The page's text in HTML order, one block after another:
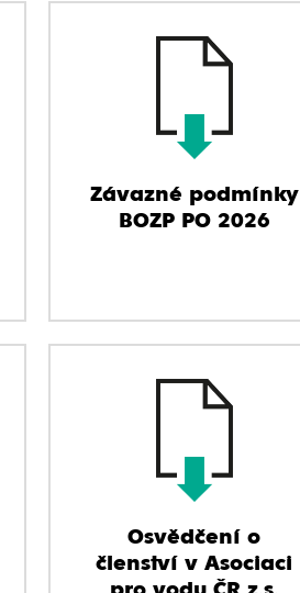
Závazné podmínky
BOZP PO 2026
Osvědčení o
členství v Asociaci